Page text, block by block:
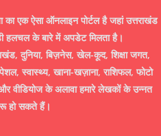
एक ऐसा ऑनलाइन पोर्टल है जहां उत्तराखंड
हलचल के बारे में अपडेट मिलता है।
दुनिया, बिज़नेस, खेल-कूद, शिक्षा जगत,
स्वास्थ्य, खाना-खज़ाना, राशिफल, फोटो
वीडियोज के अलावा हमारे लेखकों के उन्नत
हो सकते हैं।